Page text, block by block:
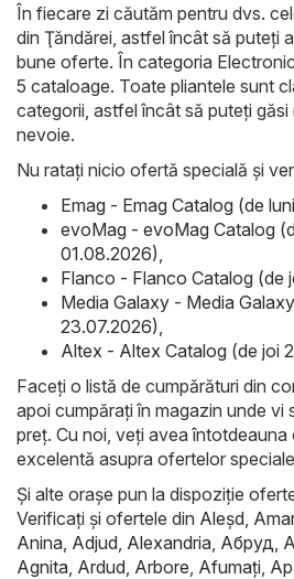
În fiecare zi căutăm pentru dvs.
din Ţăndărei, astfel încât să puteți
bune oferte. În categoria
5 cataloage. Toate pliantele sunt
categorii, astfel încât să puteți
nevoie.
Nu ratați nicio ofertă specială și
Emag - Emag Catalog (de
evoMag - evoMag Catalog
01.08.2026)
Flanco - Flanco Catalog (de
Media Galaxy - Media
23.07.2026)
Altex - Altex Catalog (de joi
Faceți o listă de cumpărături din
apoi cumpărați în magazin unde vi
preț. Cu noi, veți avea întotdeauna
excelentă asupra ofertelor
Și alte orașe pun la dispoziție
Verificați și ofertele din Aleşd
Anina Adjud Alexandria Абруд
Agnita Ardud Arbore Afumaţi